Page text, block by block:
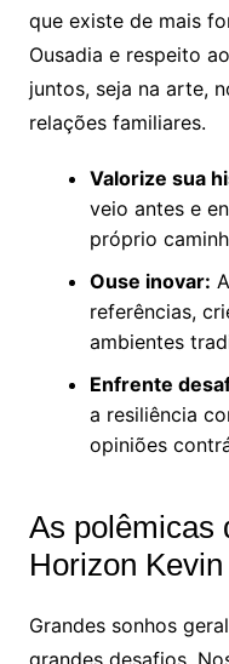
que existe de mais
Ousadia e respeito
juntos, seja na arte,
relações familiares.
Valorize sua
veio antes e
próprio
Ouse inovar:
referências,
ambientes
Enfrente
a resiliência
opiniões
As polêmicas
Horizon
Grandes sonhos
grandes desafios.